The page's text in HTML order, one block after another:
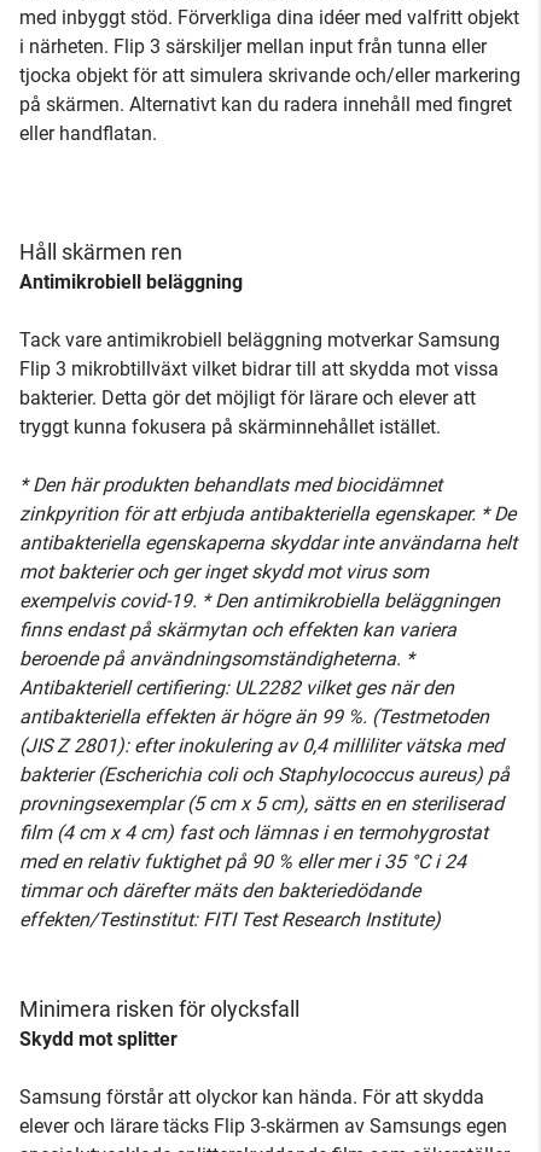
med inbyggt stöd. Förverkliga dina idéer med valfritt objekt
i närheten. Flip 3 särskiljer mellan input från tunna eller
tjocka objekt för att simulera skrivande och/eller markering
på skärmen. Alternativt kan du radera innehåll med fingret
eller handflatan.
Håll skärmen ren
Antimikrobiell beläggning
Tack vare antimikrobiell beläggning motverkar Samsung
Flip 3 mikrobtillväxt vilket bidrar till att skydda mot vissa
bakterier. Detta gör det möjligt för lärare och elever att
tryggt kunna fokusera på skärminnehållet istället.
* Den här produkten behandlats med biocidämnet
zinkpyrition för att erbjuda antibakteriella egenskaper. * De
antibakteriella egenskaperna skyddar inte användarna helt
mot bakterier och ger inget skydd mot virus som
exempelvis covid-19. * Den antimikrobiella beläggningen
finns endast på skärmytan och effekten kan variera
beroende på användningsomständigheterna. *
Antibakteriell certifiering: UL2282 vilket ges när den
antibakteriella effekten är högre än 99 %. (Testmetoden
(JIS Z 2801): efter inokulering av 0,4 milliliter vätska med
bakterier (Escherichia coli och Staphylococcus aureus) på
provningsexemplar (5 cm x 5 cm), sätts en en steriliserad
film (4 cm x 4 cm) fast och lämnas i en termohygrostat
med en relativ fuktighet på 90 % eller mer i 35 °C i 24
timmar och därefter mäts den bakteriedödande
effekten/Testinstitut: FITI Test Research Institute)
Minimera risken för olycksfall
Skydd mot splitter
Samsung förstår att olyckor kan hända. För att skydda
elever och lärare täcks Flip 3-skärmen av Samsungs egen